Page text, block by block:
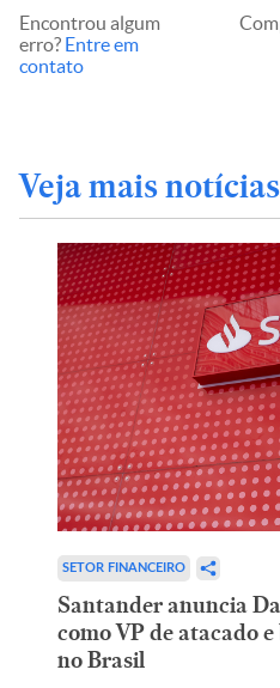
Encontrou algum
erro? Entre em
contato
Veja mais
SETOR FINANCEIRO
Santander anuncia
como VP de atacado
no Brasil